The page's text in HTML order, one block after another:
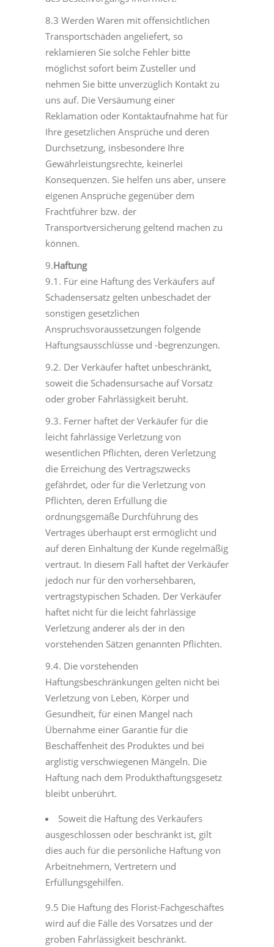
8.3 Werden Waren mit offensichtlichen
Transportschäden angeliefert, so
reklamieren Sie solche Fehler bitte
möglichst sofort beim Zusteller und
nehmen Sie bitte unverzüglich Kontakt zu
uns auf. Die Versäumung einer
Reklamation oder Kontaktaufnahme hat für
Ihre gesetzlichen Ansprüche und deren
Durchsetzung, insbesondere Ihre
Gewährleistungsrechte, keinerlei
Konsequenzen. Sie helfen uns aber, unsere
eigenen Ansprüche gegenüber dem
Frachtführer bzw. der
Transportversicherung geltend machen zu
können.
9.Haftung
9.1. Für eine Haftung des Verkäufers auf
Schadensersatz gelten unbeschadet der
sonstigen gesetzlichen
Anspruchsvoraussetzungen folgende
Haftungsausschlüsse und -begrenzungen.
9.2. Der Verkäufer haftet unbeschränkt,
soweit die Schadensursache auf Vorsatz
oder grober Fahrlässigkeit beruht.
9.3. Ferner haftet der Verkäufer für die
leicht fahrlässige Verletzung von
wesentlichen Pflichten, deren Verletzung
die Erreichung des Vertragszwecks
gefährdet, oder für die Verletzung von
Pflichten, deren Erfüllung die
ordnungsgemäße Durchführung des
Vertrages überhaupt erst ermöglicht und
auf deren Einhaltung der Kunde regelmäßig
vertraut. In diesem Fall haftet der Verkäufer
jedoch nur für den vorhersehbaren,
vertragstypischen Schaden. Der Verkäufer
haftet nicht für die leicht fahrlässige
Verletzung anderer als der in den
vorstehenden Sätzen genannten Pflichten.
9.4. Die vorstehenden
Haftungsbeschränkungen gelten nicht bei
Verletzung von Leben, Körper und
Gesundheit, für einen Mangel nach
Übernahme einer Garantie für die
Beschaffenheit des Produktes und bei
arglistig verschwiegenen Mängeln. Die
Haftung nach dem Produkthaftungsgesetz
bleibt unberührt.
Soweit die Haftung des Verkäufers
ausgeschlossen oder beschränkt ist, gilt
dies auch für die persönliche Haftung von
Arbeitnehmern, Vertretern und
Erfüllungsgehilfen.
9.5 Die Haftung des Florist-Fachgeschäftes
wird auf die Fälle des Vorsatzes und der
groben Fahrlässigkeit beschränkt.